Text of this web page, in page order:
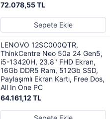
72.078,55 TL
Sepete Ekle
LENOVO 12SC000QTR,
ThinkCentre Neo 50a 24 Gen5,
i5-13420H, 23.8" FHD Ekran,
16Gb DDR5 Ram, 512Gb SSD,
Paylaşımlı Ekran Kartı, Free Dos,
All In One PC
64.161,12 TL